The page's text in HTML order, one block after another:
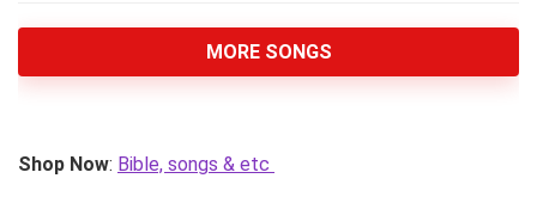
MORE SONGS
Shop Now: Bible, songs & etc